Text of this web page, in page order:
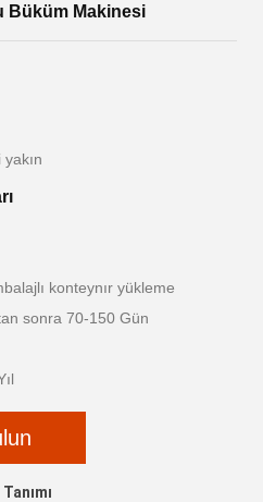
Büküm Makinesi
konteynır yükleme
sonra 70-150 Gün